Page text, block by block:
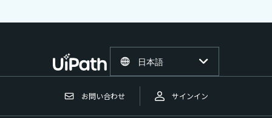
お問い合わせ サインイン
日本語